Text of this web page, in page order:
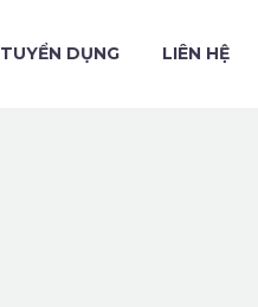
TUYỂN DỤNG LIÊN HỆ